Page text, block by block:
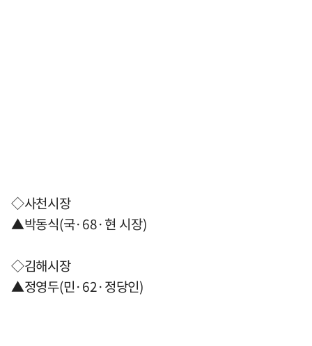
◇사천시장
▲박동식(국·68·현 시장)
◇김해시장
▲정영두(민·62·정당인)